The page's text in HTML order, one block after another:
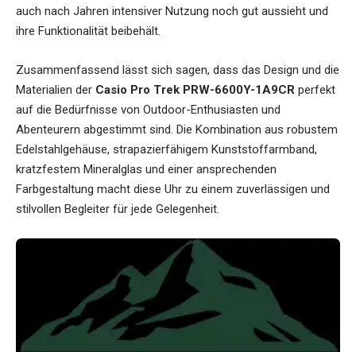
auch nach Jahren intensiver Nutzung noch gut aussieht und
ihre Funktionalität beibehält.
Zusammenfassend lässt sich sagen, dass das Design und die
Materialien der Casio Pro Trek PRW-6600Y-1A9CR perfekt
auf die Bedürfnisse von Outdoor-Enthusiasten und
Abenteurern abgestimmt sind. Die Kombination aus robustem
Edelstahlgehäuse, strapazierfähigem Kunststoffarmband,
kratzfestem Mineralglas und einer ansprechenden
Farbgestaltung macht diese Uhr zu einem zuverlässigen und
stilvollen Begleiter für jede Gelegenheit.